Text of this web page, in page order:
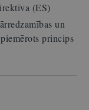
(ES)
un
princips